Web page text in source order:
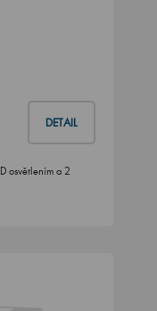
DETAIL
osvětlením a 2